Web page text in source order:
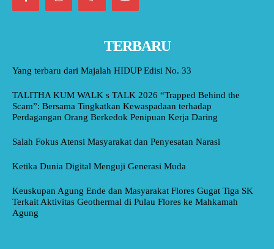
TERBARU
Yang terbaru dari Majalah HIDUP Edisi No. 33
TALITHA KUM WALK s TALK 2026 “Trapped Behind the
Scam”: Bersama Tingkatkan Kewaspadaan terhadap
Perdagangan Orang Berkedok Penipuan Kerja Daring
Salah Fokus Atensi Masyarakat dan Penyesatan Narasi
Ketika Dunia Digital Menguji Generasi Muda
Keuskupan Agung Ende dan Masyarakat Flores Gugat Tiga SK
Terkait Aktivitas Geothermal di Pulau Flores ke Mahkamah
Agung